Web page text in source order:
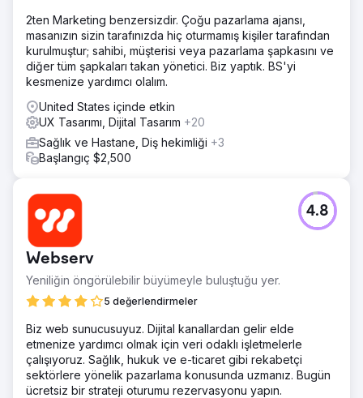
2ten Marketing benzersizdir. Çoğu pazarlama ajansı,
masanızın sizin tarafınızda hiç oturmamış kişiler tarafından
kurulmuştur; sahibi, müşterisi veya pazarlama şapkasını ve
diğer tüm şapkaları takan yönetici. Biz yaptık. BS'yi
kesmenize yardımcı olalım.
United States içinde etkin
UX Tasarımı, Dijital Tasarım +20
Sağlık ve Hastane, Diş hekimliği +3
Başlangıç $2,500
Webserv
Yeniliğin öngörülebilir büyümeyle buluştuğu yer.
5 değerlendirmeler
4.8
Biz web sunucusuyuz. Dijital kanallardan gelir elde
etmenize yardımcı olmak için veri odaklı işletmelerle
çalışıyoruz. Sağlık, hukuk ve e-ticaret gibi rekabetçi
sektörlere yönelik pazarlama konusunda uzmanız. Bugün
ücretsiz bir strateji oturumu rezervasyonu yapın.